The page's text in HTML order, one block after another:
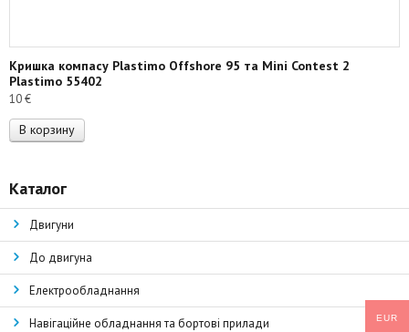
Кришка компасу Plastimo Offshore 95 та Mini Contest 2
Plastimo 55402
10€
В корзину
Каталог
Двигуни
До двигуна
Електрообладнання
Навігаційне обладнання та бортові прилади EUR